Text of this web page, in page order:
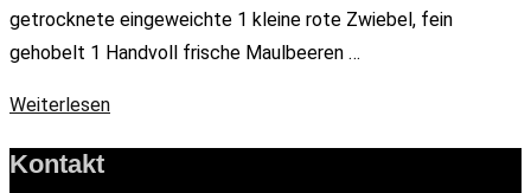
getrocknete eingeweichte 1 kleine rote Zwiebel, fein
gehobelt 1 Handvoll frische Maulbeeren …
Weiterlesen
Kontakt